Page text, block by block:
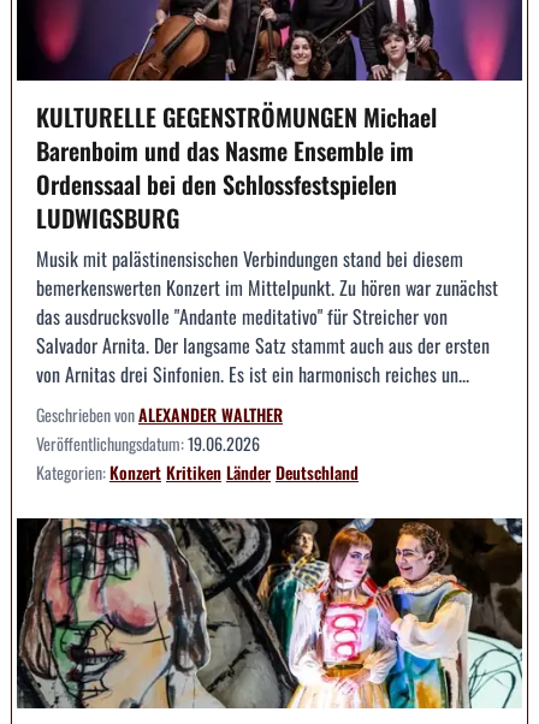
KULTURELLE GEGENSTRÖMUNGEN Michael
Barenboim und das Nasme Ensemble im
Ordenssaal bei den Schlossfestspielen
LUDWIGSBURG
Musik mit palästinensischen Verbindungen stand bei diesem
bemerkenswerten Konzert im Mittelpunkt. Zu hören war zunächst
das ausdrucksvolle "Andante meditativo" für Streicher von
Salvador Arnita. Der langsame Satz stammt auch aus der ersten
von Arnitas drei Sinfonien. Es ist ein harmonisch reiches un...
Geschrieben vonALEXANDER WALTHER
Veröffentlichungsdatum:19.06.2026
Kategorien:KonzertKritikenLänderDeutschland